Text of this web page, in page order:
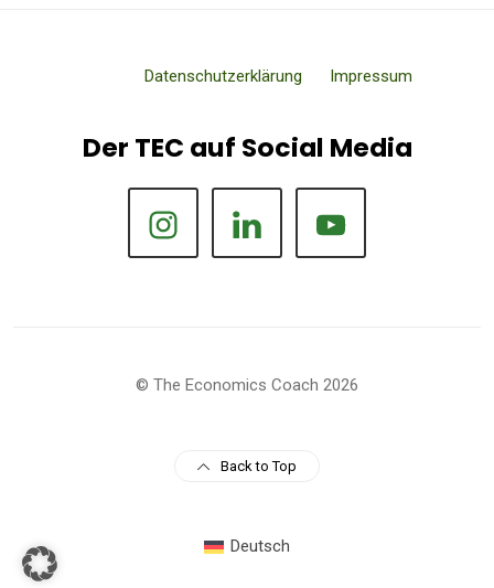
Datenschutzerklärung Impressum
Der TEC auf Social Media
© The Economics Coach 2026
Back to Top
Deutsch